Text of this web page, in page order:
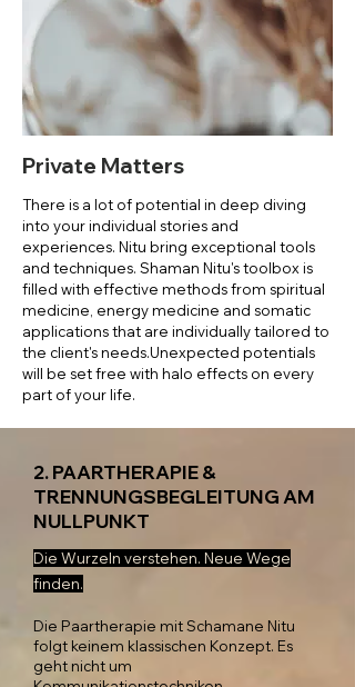
Private Matters
There is a lot of potential in deep diving
into your individual stories and
experiences. Nitu bring exceptional tools
and techniques. Shaman Nitu's toolbox is
filled with effective methods from spiritual
medicine, energy medicine and somatic
applications that are individually tailored to
the client's needs.Unexpected potentials
will be set free with halo effects on every
part of your life.
2. PAARTHERAPIE &
TRENNUNGSBEGLEITUNG AM
NULLPUNKT
Die Wurzeln verstehen. Neue Wege
finden.
Die Paartherapie mit Schamane Nitu
folgt keinem klassischen Konzept. Es
geht nicht um